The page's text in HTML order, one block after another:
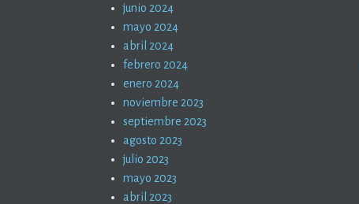
junio 2024
mayo 2024
abril 2024
febrero 2024
enero 2024
noviembre 2023
septiembre 2023
agosto 2023
julio 2023
mayo 2023
abril 2023